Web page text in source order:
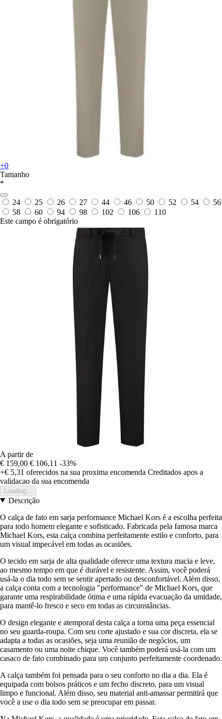
+0
Tamanho
*
24 25 26 27 44 46 50 52 54
56
58
60 94 98 102 106
110
Este campo é obrigatório
A partir de
€ 159,00 € 106,11 -33%
+€ 5,31 oferecidos na sua proxima encomenda Creditados apos a
validacao da sua encomenda
Loading...
Descrição
O calça de fato em sarja performance Michael Kors é a escolha perfeita
para todo homem elegante e sofisticado. Fabricada pela famosa marca
Michael Kors, esta calça combina perfeitamente estilo e conforto, para
um visual impecável em todas as ocasiões.
O tecido em sarja de alta qualidade oferece uma textura macia e leve,
ao mesmo tempo em que é durável e resistente. Assim, você poderá
usá-la o dia todo sem se sentir apertado ou desconfortável. Além disso,
a calça conta com a tecnologia "performance" de Michael Kors, que
garante uma respirabilidade ótima e uma rápida evacuação da umidade,
para mantê-lo fresco e seco em todas as circunstâncias.
O design elegante e atemporal desta calça a torna uma peça essencial
no seu guarda-roupa. Com seu corte ajustado e sua cor discreta, ela se
adapta a todas as ocasiões, seja uma reunião de negócios, um
casamento ou uma noite chique. Você também poderá usá-la com um
casaco de fato combinado para um conjunto perfeitamente coordenado.
A calça também foi pensada para o seu conforto no dia a dia. Ela é
equipada com bolsos práticos e um fecho discreto, para um visual
limpo e funcional. Além disso, seu material anti-amassar permitirá que
você a use o dia todo sem se preocupar em passar.